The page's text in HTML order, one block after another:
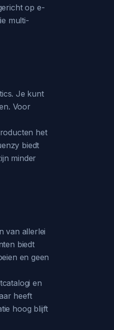
op e-
multi-
Je kunt
Voor
het
biedt
minder
van allerlei
biedt
en geen
en
heeft
hoog blijft